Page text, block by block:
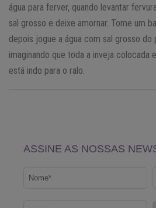
água para ferver, quando levantar
sal grosso e deixe amornar. Tome um
depois jogue a água com sal grosso do
imaginando que toda a inveja colocada
está indo para o ralo.